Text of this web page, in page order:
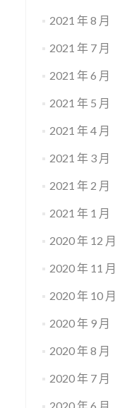
2021 年 8 月
2021 年 7 月
2021 年 6 月
2021 年 5 月
2021 年 4 月
2021 年 3 月
2021 年 2 月
2021 年 1 月
2020 年 12 月
2020 年 11 月
2020 年 10 月
2020 年 9 月
2020 年 8 月
2020 年 7 月